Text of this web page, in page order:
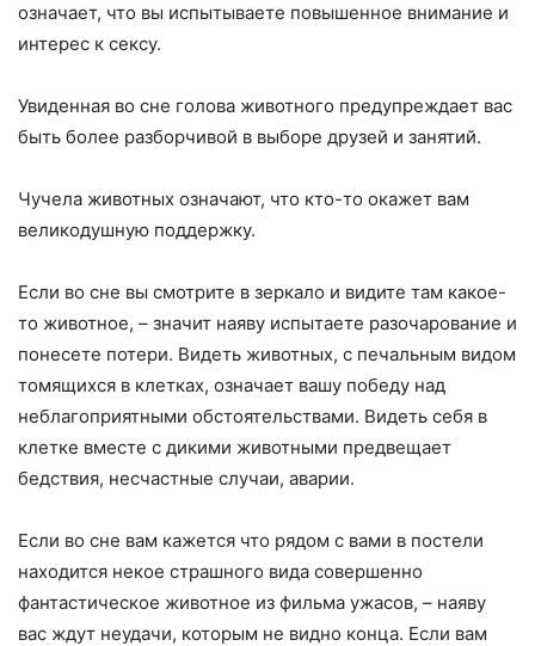
означает, что вы испытываете повышенное внимание и
интерес к сексу.
Увиденная во сне голова животного предупреждает вас
быть более разборчивой в выборе друзей и занятий.
Чучела животных означают, что кто-то окажет вам
великодушную поддержку.
Если во сне вы смотрите в зеркало и видите там какое-
то животное, – значит наяву испытаете разочарование и
понесете потери. Видеть животных, с печальным видом
томящихся в клетках, означает вашу победу над
неблагоприятными обстоятельствами. Видеть себя в
клетке вместе с дикими животными предвещает
бедствия, несчастные случаи, аварии.
Если во сне вам кажется что рядом с вами в постели
находится некое страшного вида совершенно
фантастическое животное из фильма ужасов, – наяву
вас ждут неудачи, которым не видно конца. Если вам